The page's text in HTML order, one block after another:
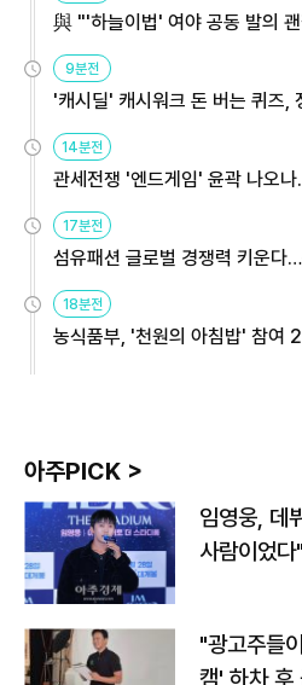
與 "'하늘이법' 여야 공동 발의
9분전
'캐시딜' 캐시워크 돈 버는 퀴즈,
14분전
관세전쟁 '엔드게임' 윤곽 나오
용해야
17분전
섬유패션 글로벌 경쟁력 키운
원
18분전
농식품부, '천원의 아침밥' 참여
아주PICK >
임영웅, 데
사람이었다"
"광고주들
캠' 하차 후